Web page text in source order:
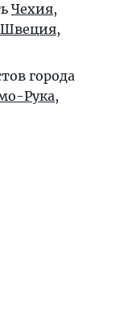
Чехия,
Швеция,
города
Рука,